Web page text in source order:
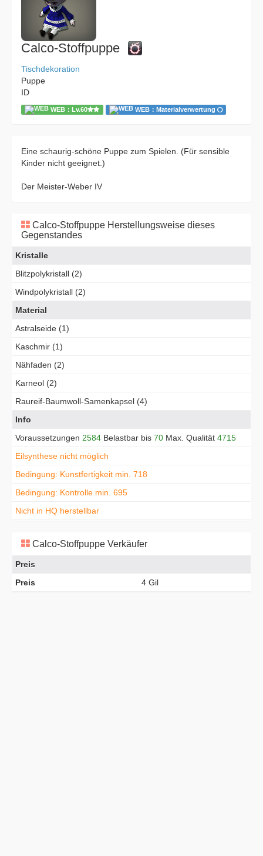
Calco-Stoffpuppe
Tischdekoration
Puppe
ID
WEB：Lv.60 WEB：Materialverwertung
Eine schaurig-schöne Puppe zum Spielen. (Für sensible
Kinder nicht geeignet.)
Der Meister-Weber IV
Calco-Stoffpuppe Herstellungsweise dieses
Gegenstandes
Kristalle
Blitzpolykristall (2)
Windpolykristall (2)
Material
Astralseide (1)
Kaschmir (1)
Nähfaden (2)
Karneol (2)
Raureif-Baumwoll-Samenkapsel (4)
Info
Voraussetzungen 2584 Belastbar bis 70 Max. Qualität 4715
Eilsynthese nicht möglich
Bedingung: Kunstfertigkeit min. 718
Bedingung: Kontrolle min. 695
Nicht in HQ herstellbar
Calco-Stoffpuppe Verkäufer
Preis
Preis
4 Gil